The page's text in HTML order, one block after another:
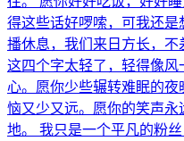
得这些话好啰嗦，可我还
播休息，我们来日方长，不
这四个字太轻了，轻得像
心。愿你少些辗转难眠的
恼又少又远。愿你的笑声
地。 我只是一个平凡的粉